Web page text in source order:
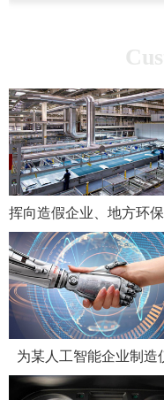
为某人工智能企业制造